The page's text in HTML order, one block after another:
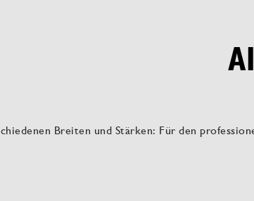
Breiten und Stärken: Für den